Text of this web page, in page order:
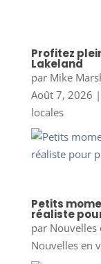
Profitez
Lakeland
par Mike
Août 7, 2026 |
locales
Petits
réaliste
par Nouvelles
Nouvelles en